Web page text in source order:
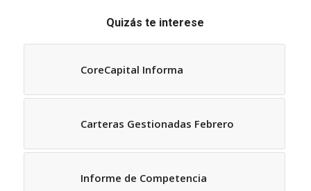
Quizás te interese
CoreCapital Informa
Carteras Gestionadas Febrero
Informe de Competencia